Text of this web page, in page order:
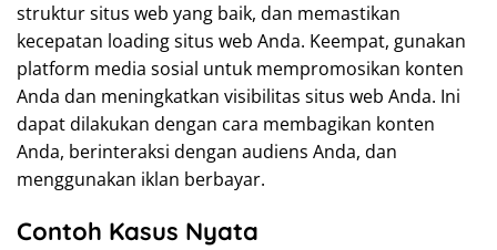
struktur situs web yang baik, dan memastikan
kecepatan loading situs web Anda. Keempat, gunakan
platform media sosial untuk mempromosikan konten
Anda dan meningkatkan visibilitas situs web Anda. Ini
dapat dilakukan dengan cara membagikan konten
Anda, berinteraksi dengan audiens Anda, dan
menggunakan iklan berbayar.
Contoh Kasus Nyata